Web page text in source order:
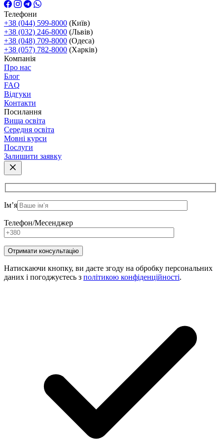
Телефони
+38 (044) 599-8000 (Київ)
+38 (032) 246-8000 (Львів)
+38 (048) 709-8000 (Одеса)
+38 (057) 782-8000 (Харків)
Компанія
Про нас
Блог
FAQ
Відгуки
Контакти
Посилання
Вища освіта
Середня освіта
Мовні курси
Послуги
Залишити заявку
Ім’я
Телефон/Месенджер
Натискаючи кнопку, ви даєте згоду на обробку персональних
даних і погоджуєтесь з політикою конфіденційності.